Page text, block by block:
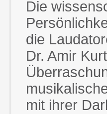
Die
die
Dr. Amir
mit ihrer